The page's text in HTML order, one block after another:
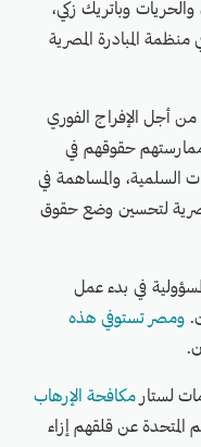
وباتريك زكي،
المبادرة المصرية
أجل الإفراج الفوري
حقوقهم في
السلمية، والمساهمة في
لتحسين وضع حقوق
في بدء عمل
ومصر تستوفي هذه
لستار مكافحة الإرهاب
المتحدة عن قلقهم إزاء